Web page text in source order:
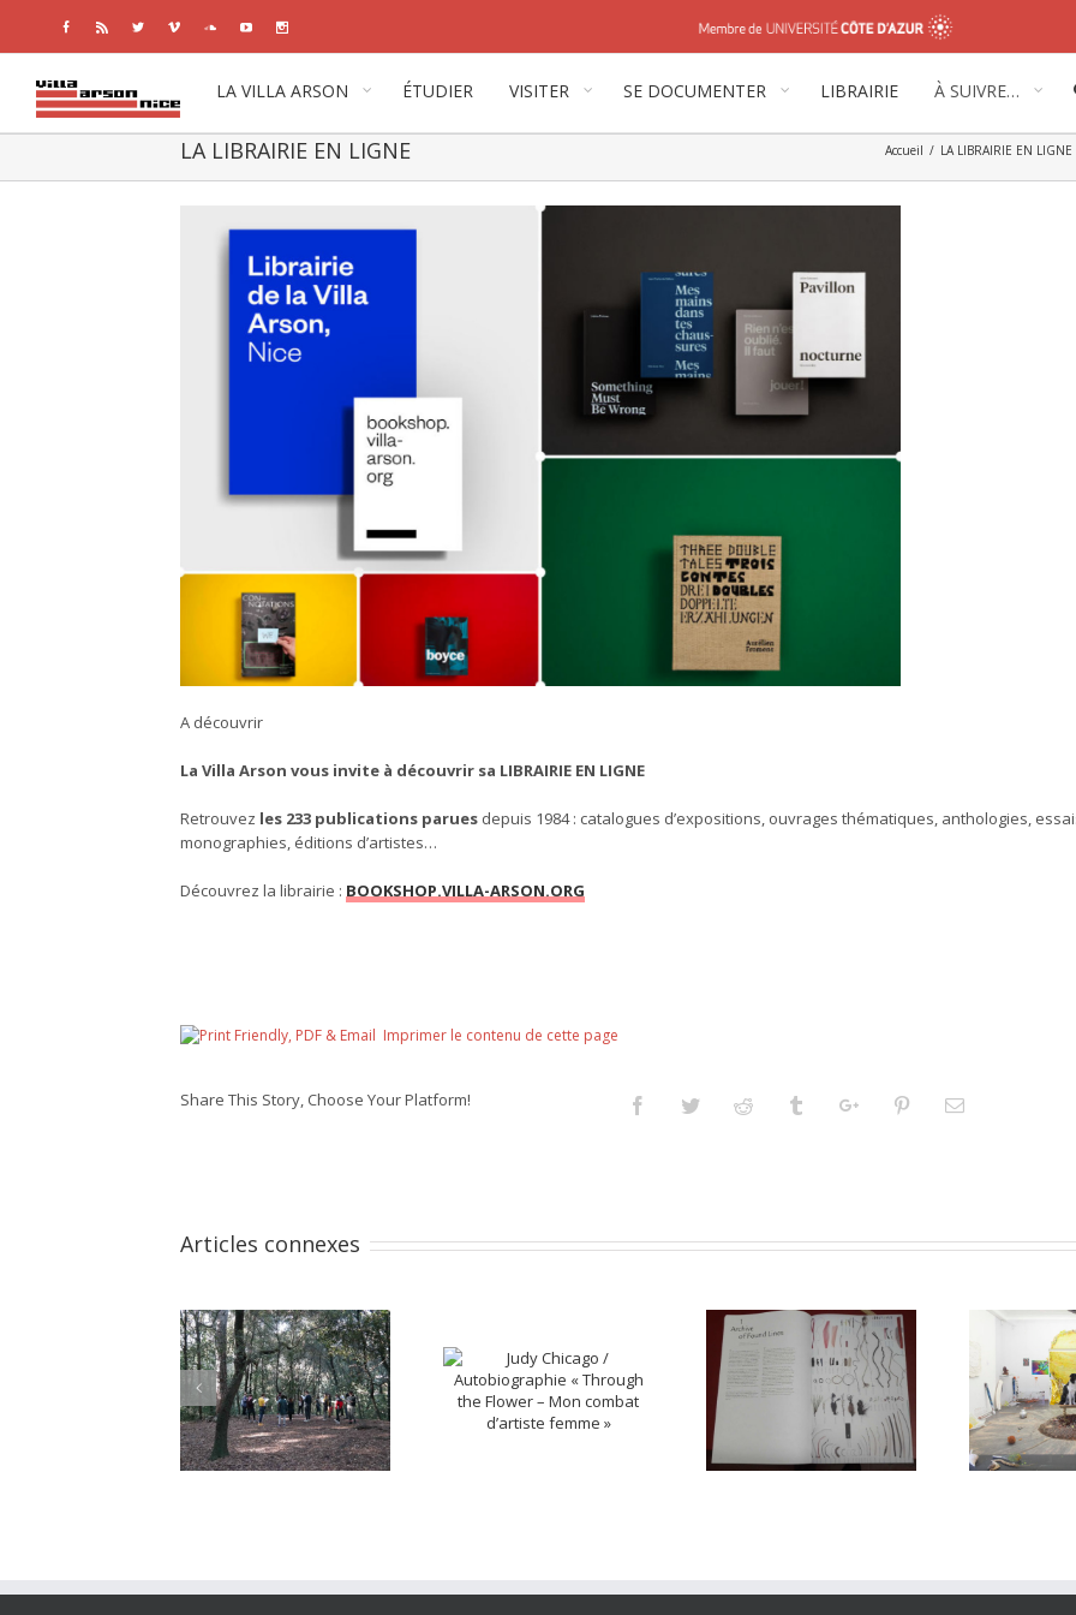
FacebookRss Twitter Vimeo SoundcloudYoutube
LA VILLA ARSON ÉTUDIER VISITER SE DOCUMENTER LIBRAIRIE À SUIVRE…
LA LIBRAIRIE EN LIGNE Accueil / LA LIBRAIRIE EN LIGNE
Larger
A découvrir
La Villa Arson vous invite à découvrir sa LIBRAIRIE EN LIGNE
Retrouvez les 233 publications parues depuis 1984 : catalogues d’expositions, ouvrages thématiques, anthologies,
monographies, éditions d’artistes…
Découvrez la librairie : BOOKSHOP.VILLA-ARSON.ORG
Imprimer le contenu de cette page
Share This Story, Choose Your Platform! FacebookTwitterReddit TumblrGoogleplusPinterestEmail
Articles connexes